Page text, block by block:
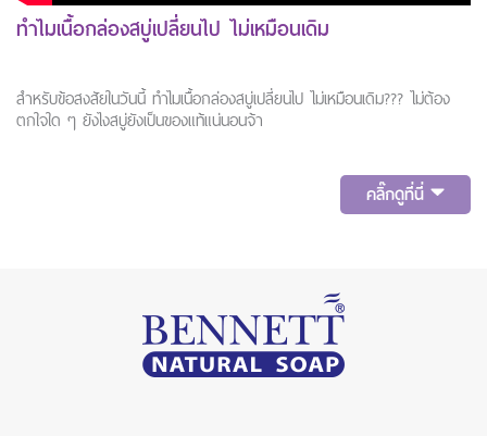
ทำไมเนื้อกล่องสบู่เปลี่ยนไป ไม่เหมือนเดิม
สำหรับข้อสงสัยในวันนี้ ทำไมเนื้อกล่องสบู่เปลี่ยนไป ไม่เหมือนเดิม??? ไม่ต้อง
ตกใจใด ๆ ยังไงสบู่ยังเป็นของแท้แน่นอนจ้า
คลิ๊กดูที่นี่